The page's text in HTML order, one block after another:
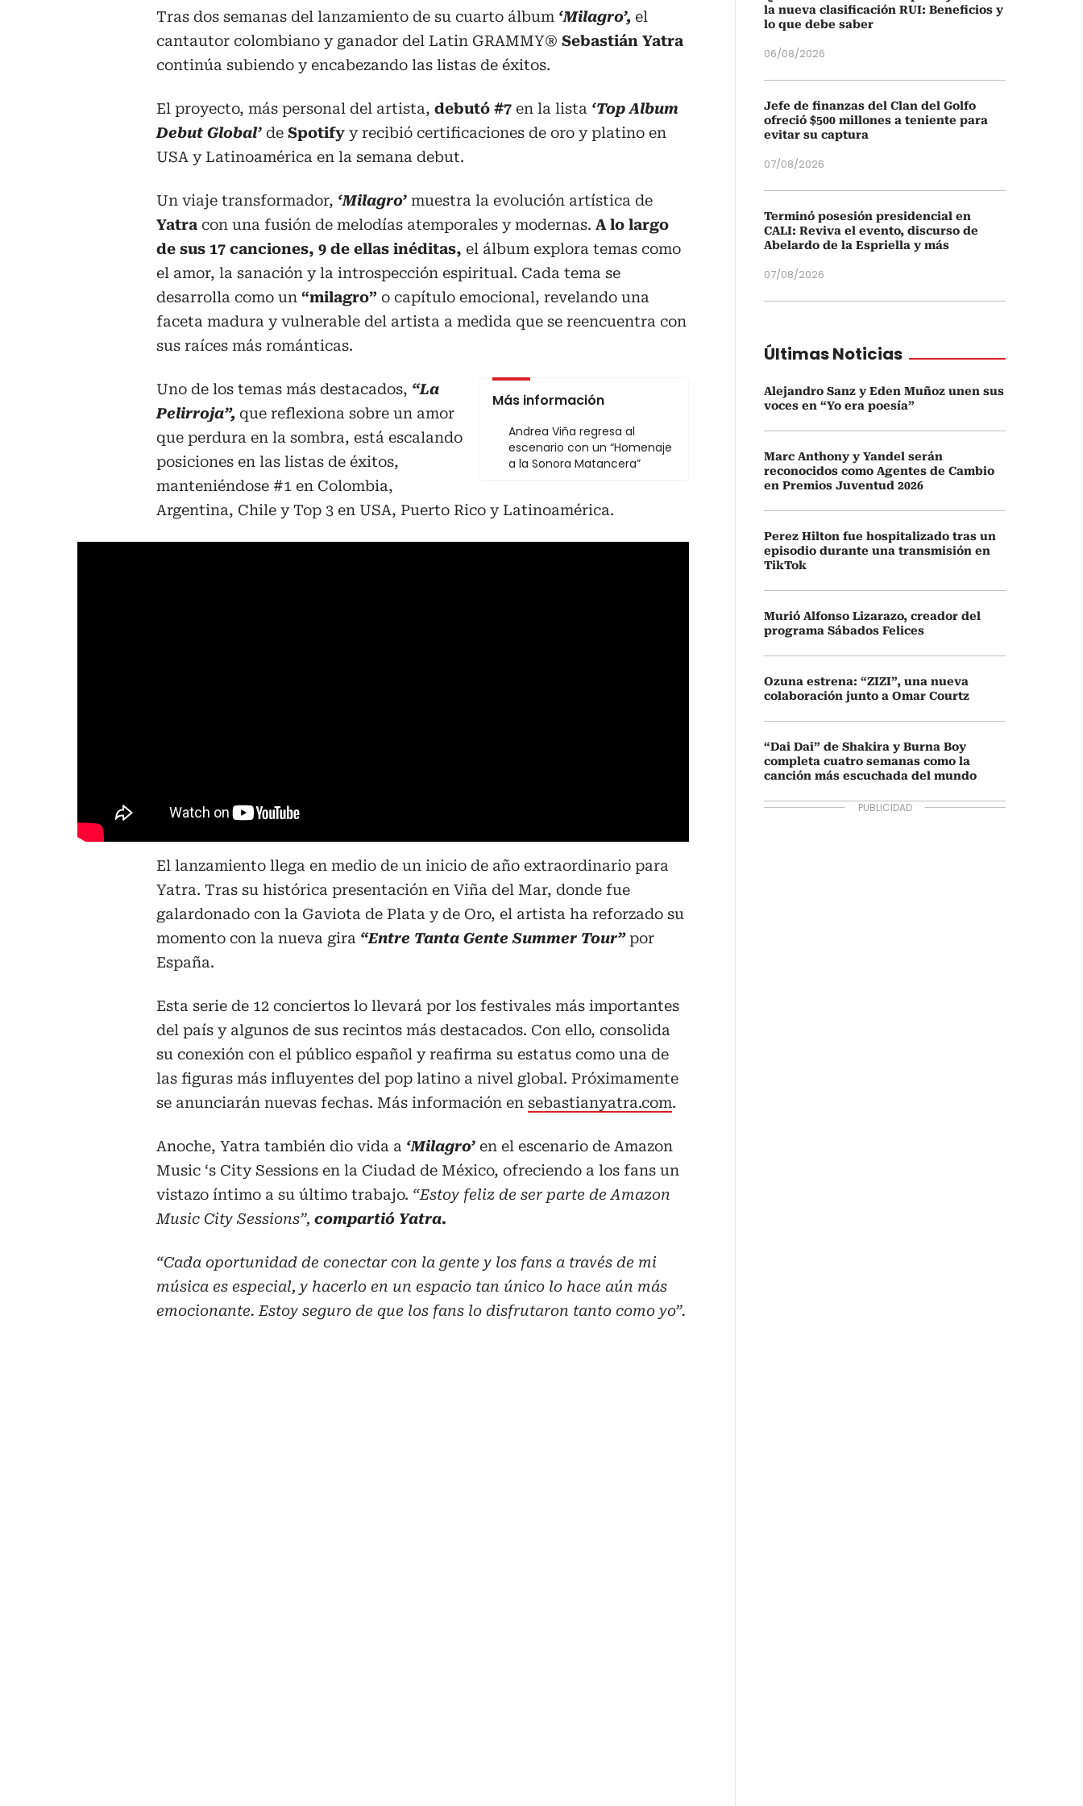
Tras dos semanas del lanzamiento de su cuarto álbum ‘Milagro’, el
cantautor colombiano y ganador del Latin GRAMMY® Sebastián Yatra
continúa subiendo y encabezando las listas de éxitos.
El proyecto, más personal del artista, debutó #7 en la lista ‘Top Album
Debut Global’ de Spotify y recibió certificaciones de oro y platino en
USA y Latinoamérica en la semana debut.
Un viaje transformador, ‘Milagro’ muestra la evolución artística de
Yatra con una fusión de melodías atemporales y modernas. A lo largo
de sus 17 canciones, 9 de ellas inéditas, el álbum explora temas como
el amor, la sanación y la introspección espiritual. Cada tema se
desarrolla como un “milagro” o capítulo emocional, revelando una
faceta madura y vulnerable del artista a medida que se reencuentra con
sus raíces más románticas.
Más información
Andrea Viña regresa al
escenario con un “Homenaje
a la Sonora Matancera”
Uno de los temas más destacados, “La
Pelirroja”, que reflexiona sobre un amor
que perdura en la sombra, está escalando
posiciones en las listas de éxitos,
manteniéndose #1 en Colombia,
Argentina, Chile y Top 3 en USA, Puerto Rico y Latinoamérica.
El lanzamiento llega en medio de un inicio de año extraordinario para
Yatra. Tras su histórica presentación en Viña del Mar, donde fue
galardonado con la Gaviota de Plata y de Oro, el artista ha reforzado su
momento con la nueva gira “Entre Tanta Gente Summer Tour”por
España.
Esta serie de 12 conciertos lo llevará por los festivales más importantes
del país y algunos de sus recintos más destacados. Con ello, consolida
su conexión con el público español y reafirma su estatus como una de
las figuras más influyentes del pop latino a nivel global. Próximamente
se anunciarán nuevas fechas. Más información en sebastianyatra.com.
Anoche, Yatra también dio vida a ‘Milagro’ en el escenario de Amazon
Music ‘s City Sessions en la Ciudad de México, ofreciendo a los fans un
vistazo íntimo a su último trabajo. “Estoy feliz de ser parte de Amazon
Music City Sessions”, compartió Yatra.
“Cada oportunidad de conectar con la gente y los fans a través de mi
música es especial, y hacerlo en un espacio tan único lo hace aún más
emocionante. Estoy seguro de que los fans lo disfrutaron tanto como yo”.
la nueva clasificación RUI: Beneficios y
lo que debe saber
06/08/2026
Jefe de finanzas del Clan del Golfo
ofreció $500 millones a teniente para
evitar su captura
07/08/2026
Terminó posesión presidencial en
CALI: Reviva el evento, discurso de
Abelardo de la Espriella y más
07/08/2026
Últimas Noticias
Alejandro Sanz y Eden Muñoz unen sus
voces en “Yo era poesía”
Marc Anthony y Yandel serán
reconocidos como Agentes de Cambio
en Premios Juventud 2026
Perez Hilton fue hospitalizado tras un
episodio durante una transmisión en
TikTok
Murió Alfonso Lizarazo, creador del
programa Sábados Felices
Ozuna estrena: “ZIZI”, una nueva
colaboración junto a Omar Courtz
“Dai Dai” de Shakira y Burna Boy
completa cuatro semanas como la
canción más escuchada del mundo